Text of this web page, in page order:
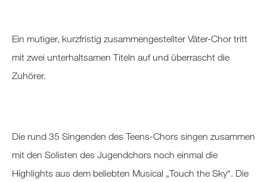
Ein mutiger, kurzfristig zusammengestellter Väter-Chor tritt
mit zwei unterhaltsamen Titeln auf und überrascht die
Zuhörer.
Die rund 35 Singenden des Teens-Chors singen zusammen
mit den Solisten des Jugendchors noch einmal die
Highlights aus dem beliebten Musical „Touch the Sky“. Die